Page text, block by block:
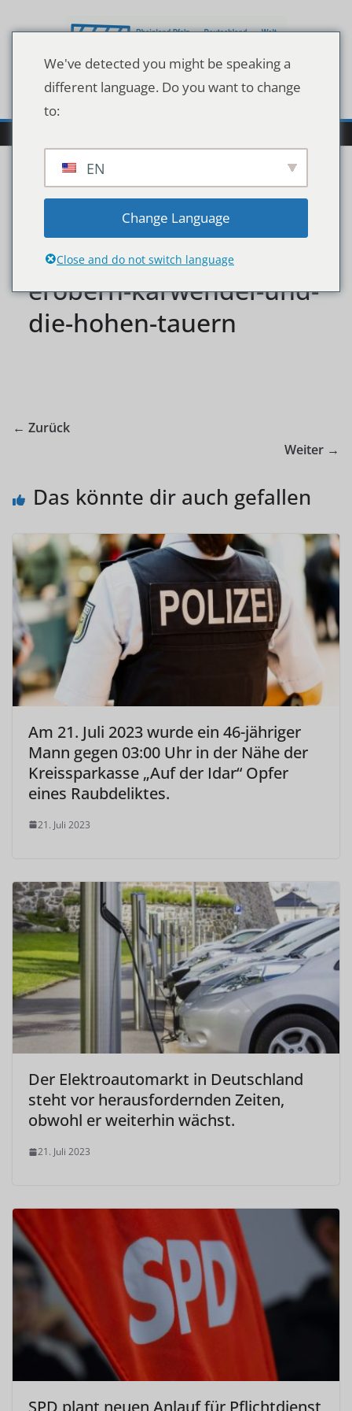
Inhalt
alpen-autos-abenteuer-
automobilklassiker-
erobern-karwendel-und-
die-hohen-tauern
← Zurück
Weiter →
Das könnte dir auch gefallen
Am 21. Juli 2023 wurde ein 46-jähriger
Mann gegen 03:00 Uhr in der Nähe der
Kreissparkasse „Auf der Idar“ Opfer
eines Raubdeliktes.
21. Juli 2023
Der Elektroautomarkt in Deutschland
steht vor herausfordernden Zeiten,
obwohl er weiterhin wächst.
21. Juli 2023
SPD plant neuen Anlauf für Pflichtdienst
We've detected you might be speaking a
different language. Do you want to change
to:
EN
Change Language
Close and do not switch language